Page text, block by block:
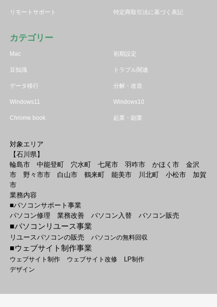
リモートサポート 特定商取引法に基づく表記
カテゴリー
Mac 初期設定
豆知識 トラブル関連
データ移行 分解・改造
Windows11 Windows10
Chrome book 起業・副業
対象エリア
【石川県】
輪島市 中能登町 穴水町 七尾市 羽咋市 かほく市 金沢
市 野々市市 白山市 鶴来町 能美市 川北町 小松市 加賀
市
業務内容
■パソコンサポート事業
パソコン修理 業務改善 パソコン入替 パソコン販売
■パソコンリユース事業
リユースパソコンの販売 パソコンの無料回収
■ウェブサイト制作事業
ウェブサイト制作 ウェブサイト改修
LP制作
デザイン